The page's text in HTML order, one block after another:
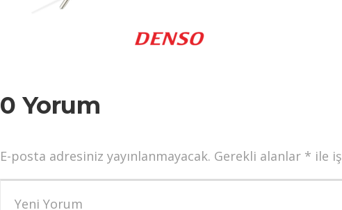
0 Yorum
E-posta adresiniz yayınlanmayacak. Gerekli alanlar * ile